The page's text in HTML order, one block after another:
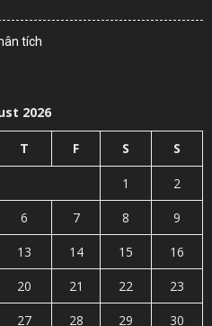
tích
2026
T F S S
1
2
6 7 8
9
13 14 15
16
20 21 22
23
27 28 29 30